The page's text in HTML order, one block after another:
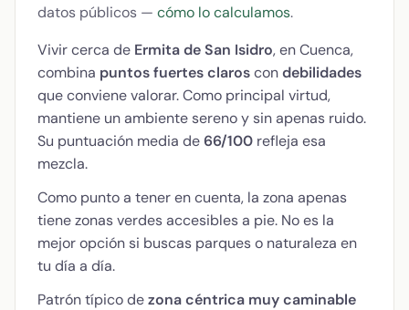
datos públicos — cómo lo calculamos.
Vivir cerca de Ermita de San Isidro, en Cuenca,
combina puntos fuertes claroscondebilidades
que conviene valorar. Como principal virtud,
mantiene un ambiente sereno y sin apenas ruido.
Su puntuación media de66/100 refleja esa
mezcla.
Como punto a tener en cuenta, la zona apenas
tiene zonas verdes accesibles a pie. No es la
mejor opción si buscas parques o naturaleza en
tu día a día.
Patrón típico dezona céntrica muy caminable